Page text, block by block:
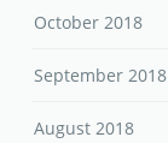
October 2018
September 2018
August 2018